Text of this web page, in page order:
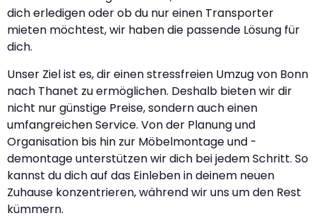
dich erledigen oder ob du nur einen Transporter
mieten möchtest, wir haben die passende Lösung für
dich.
Unser Ziel ist es, dir einen stressfreien Umzug von Bonn
nach Thanet zu ermöglichen. Deshalb bieten wir dir
nicht nur günstige Preise, sondern auch einen
umfangreichen Service. Von der Planung und
Organisation bis hin zur Möbelmontage und -
demontage unterstützen wir dich bei jedem Schritt. So
kannst du dich auf das Einleben in deinem neuen
Zuhause konzentrieren, während wir uns um den Rest
kümmern.